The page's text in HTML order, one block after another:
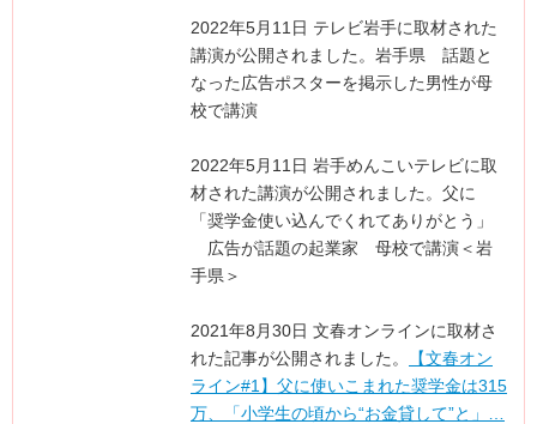
2022年5月11日 テレビ岩手に取材された
講演が公開されました。岩手県 話題と
なった広告ポスターを掲示した男性が母
校で講演
2022年5月11日 岩手めんこいテレビに取
材された講演が公開されました。父に
「奨学金使い込んでくれてありがとう」
広告が話題の起業家 母校で講演＜岩
手県＞
2021年8月30日 文春オンラインに取材さ
れた記事が公開されました。
【文春オン
ライン#1】父に使いこまれた奨学金は315
万、「小学生の頃から“お金貸して”と」…